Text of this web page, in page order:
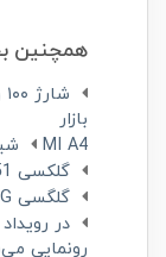
همچنین
بازار
MI A4 شیائومی تولید نخواهد شد
گلکسی M51 جانشین M40 می‌شود
گلگسی A51 5G به بازار می‌آید
در
رونمایی